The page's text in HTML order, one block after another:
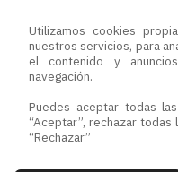
Utilizamos cookies
nuestros servicios, para
el contenido y
navegación.
Puedes aceptar todas
“Aceptar”, rechazar
“Rechazar”